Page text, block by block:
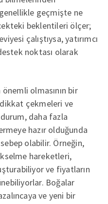
genellikle geçmişte ne
beklentileri ölçer;
çalıştıysa, yatırımcı
noktası olarak
olmasının bir
çekmeleri ve
daha fazla
hazır olduğunda
olabilir. Örneğin,
hareketleri,
ve fiyatların
Boğalar
ve yeni bir